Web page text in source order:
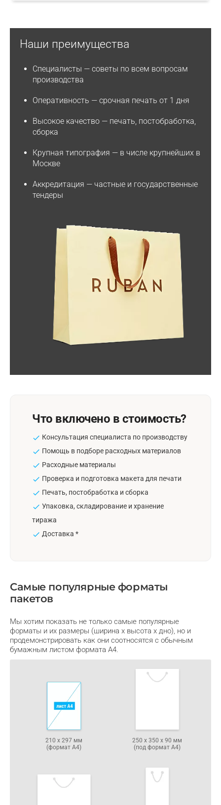
Наши преимущества
Специалисты — советы по всем вопросам
производства
Оперативность — срочная печать от 1 дня
Высокое качество — печать, постобработка,
сборка
Крупная типография — в числе крупнейших в
Москве
Аккредитация — частные и государственные
тендеры
Что включено в стоимость?
Консультация специалиста по производству
Помощь в подборе расходных материалов
Расходные материалы
Проверка и подготовка макета для печати
Печать, постобработка и сборка
Упаковка, складирование и хранение
тиража
Доставка *
Самые популярные форматы
пакетов
Мы хотим показать не только самые популярные
форматы и их размеры (ширина х высота х дно), но и
продемонстрировать как они соотносятся с обычным
бумажным листом формата А4.
210 х 297 мм
(формат А4)
250 х 350 х 90 мм
(под формат А4)